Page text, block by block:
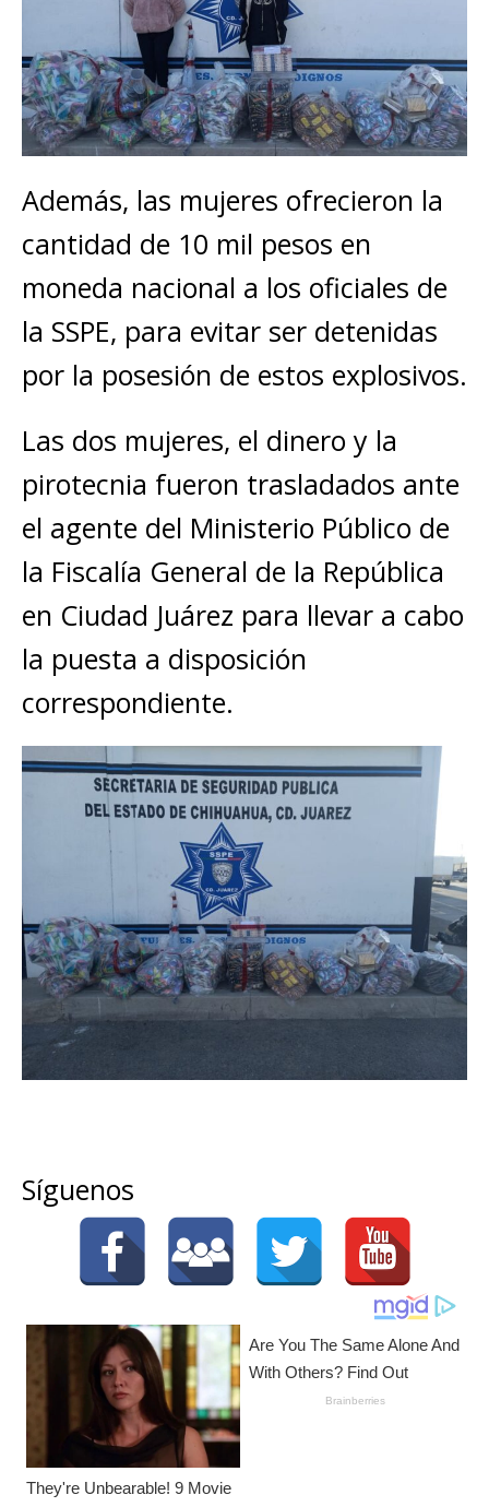
Además, las mujeres ofrecieron la
cantidad de 10 mil pesos en
moneda nacional a los oficiales de
la SSPE, para evitar ser detenidas
por la posesión de estos explosivos.
Las dos mujeres, el dinero y la
pirotecnia fueron trasladados ante
el agente del Ministerio Público de
la Fiscalía General de la República
en Ciudad Juárez para llevar a cabo
la puesta a disposición
correspondiente.
Síguenos